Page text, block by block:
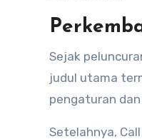
Sejak
judul utama
pengaturan
Setelahnya,